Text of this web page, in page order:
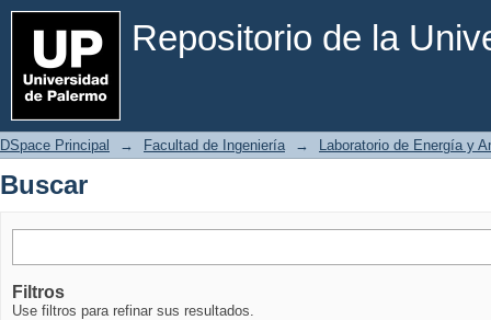
Repositorio de la
Buscar
DSpace Principal → Facultad de Ingeniería → Laboratorio de Energía y
Buscar
Filtros
Use filtros para refinar sus resultados.